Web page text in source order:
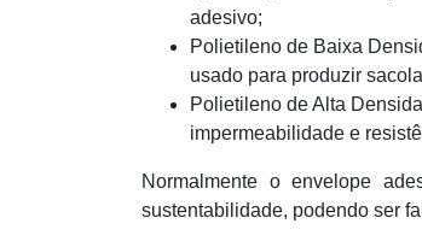
adesivo;
Polietileno de Baixa
usado para produzir
Polietileno de Alta
impermeabilidade e
Normalmente o envelope
sustentabilidade, podendo ser